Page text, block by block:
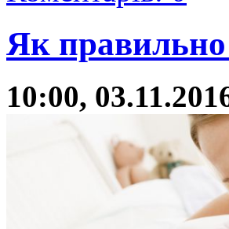
Як правильно
10:00,